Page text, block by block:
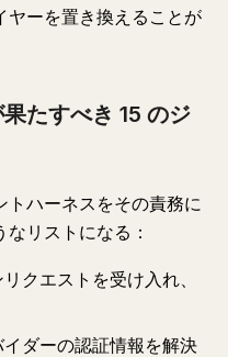
ヤーを置き換えることが
たすべき 15 のジ
トハーネスをその責務に
リストになる：
クエストを受け入れ、
ダーの認証情報を解決